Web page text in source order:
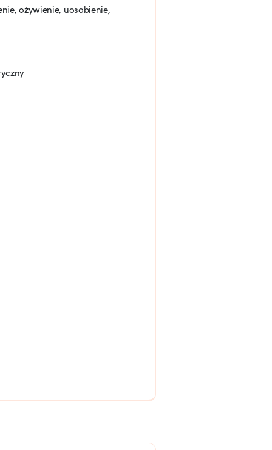
ożywienie, uosobienie,